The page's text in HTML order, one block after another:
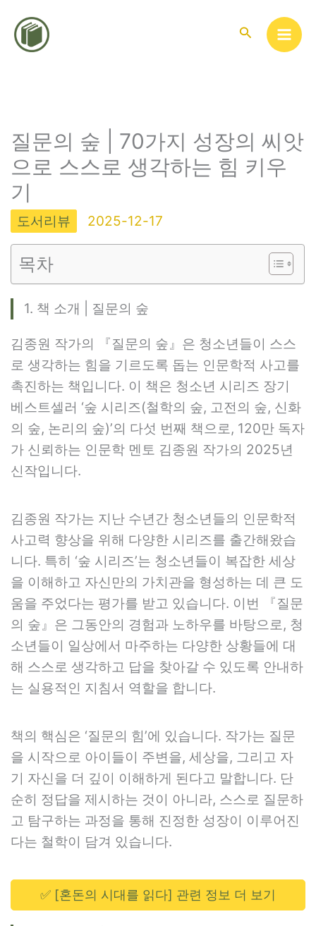
검
질문의 숲 | 70가지 성장의 씨앗
으로 스스로 생각하는 힘 키우
기
도서리뷰 2025-12-17
목차
1. 책 소개 | 질문의 숲
김종원 작가의 『질문의 숲』은 청소년들이 스스
로 생각하는 힘을 기르도록 돕는 인문학적 사고를
촉진하는 책입니다. 이 책은 청소년 시리즈 장기
베스트셀러 ‘숲 시리즈(철학의 숲, 고전의 숲, 신화
의 숲, 논리의 숲)’의 다섯 번째 책으로, 120만 독자
가 신뢰하는 인문학 멘토 김종원 작가의 2025년
신작입니다.
김종원 작가는 지난 수년간 청소년들의 인문학적
사고력 향상을 위해 다양한 시리즈를 출간해왔습
니다. 특히 ‘숲 시리즈’는 청소년들이 복잡한 세상
을 이해하고 자신만의 가치관을 형성하는 데 큰 도
움을 주었다는 평가를 받고 있습니다. 이번 『질문
의 숲』은 그동안의 경험과 노하우를 바탕으로, 청
소년들이 일상에서 마주하는 다양한 상황들에 대
해 스스로 생각하고 답을 찾아갈 수 있도록 안내하
는 실용적인 지침서 역할을 합니다.
책의 핵심은 ‘질문의 힘’에 있습니다. 작가는 질문
을 시작으로 아이들이 주변을, 세상을, 그리고 자
기 자신을 더 깊이 이해하게 된다고 말합니다. 단
순히 정답을 제시하는 것이 아니라, 스스로 질문하
고 탐구하는 과정을 통해 진정한 성장이 이루어진
다는 철학이 담겨 있습니다.
✅ [혼돈의 시대를 읽다] 관련 정보 더 보기